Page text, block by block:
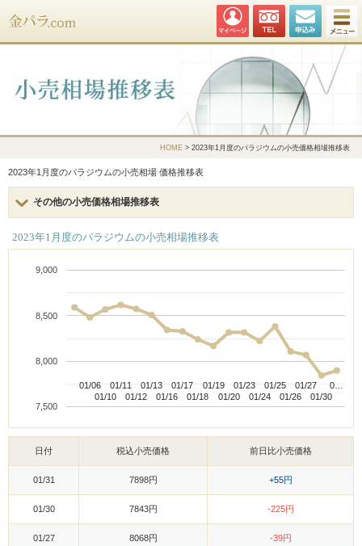
HOME > 2023年1月度のパラジウムの小売価格相場推移表
2023年1月度のパラジウムの小売相場 価格推移表
その他の小売価格相場推移表
2023年1月度のパラジウムの小売相場推移表
01/06
01/06
01/10
01/10
01/11
01/11
01/12
01/12
01/13
01/13
01/16
01/16
01/17
01/17
01/18
01/18
01/19
01/19
01/20
01/20
01/23
01/23
01/24
01/24
01/25
01/25
01/26
01/26
01/27
01/27
01/30
01/30
0…
0…
7,500
8,000
8,500
9,000
日付 税込小売価格 前日比小売価格
01/31 7898円 +55円
01/30 7843円 -225円
01/27 8068円 -39円